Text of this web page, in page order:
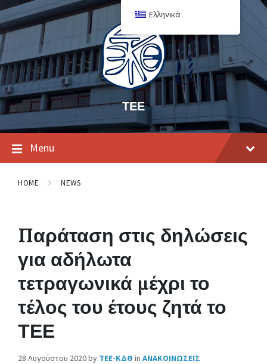
ΤΕΕ
Menu
HOME NEWS
Παράταση στις δηλώσεις
για αδήλωτα
τετραγωνικά μέχρι το
τέλος του έτους ζητά το
ΤΕΕ
28 Αυγούστου 2020by ΤΕΕ-ΚΔΘ in ΑΝΑΚΟΙΝΩΣΕΙΣ
Ελληνικά